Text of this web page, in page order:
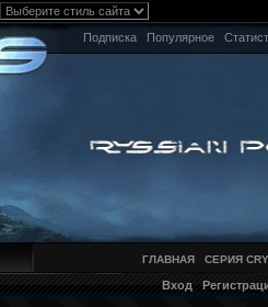
Подписка Популярное
ГЛАВНАЯ СЕРИЯ
Вход